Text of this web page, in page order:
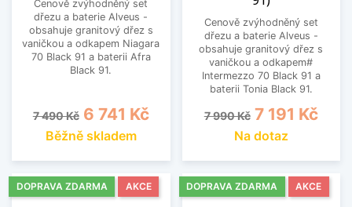
Cenově zvýhodněný set
dřezu a baterie Alveus -
obsahuje granitový dřez s
vaničkou a odkapem Niagara
70 Black 91 a baterii Afra
Black 91.
Běžná cena
7 490 Kč Cena
6 741 Kč
Běžně skladem
Cenově zvýhodněný set
dřezu a baterie Alveus -
obsahuje granitový dřez s
vaničkou a odkapem#
Intermezzo 70 Black 91 a
baterii Tonia Black 91.
Běžná cena
7 990 Kč Cena
7 191 Kč
Na dotaz
DOPRAVA ZDARMA AKCE DOPRAVA ZDARMA AKCE